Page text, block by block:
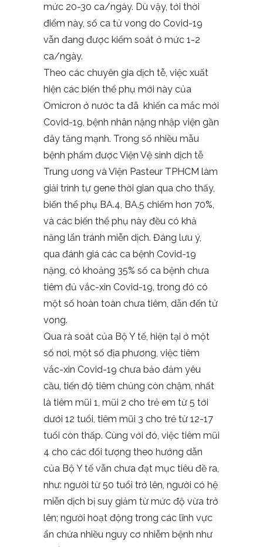
mức 20-30 ca/ngày. Dù vậy, tới thời
điểm này, số ca tử vong do Covid-19
vẫn đang được kiểm soát ở mức 1-2
ca/ngày.
Theo các chuyên gia dịch tễ, việc xuất
hiện các biến thể phụ mới này của
Omicron ở nước ta đã khiến ca mắc mới
Covid-19, bệnh nhân nặng nhập viện gần
đây tăng mạnh. Trong số nhiều mẫu
bệnh phẩm được Viện Vệ sinh dịch tễ
Trung ương và Viện Pasteur TPHCM làm
giải trình tự gene thời gian qua cho thấy,
biến thể phụ BA.4, BA.5 chiếm hơn 70%,
và các biến thể phụ này đều có khả
năng lẩn tránh miễn dịch. Đáng lưu ý,
qua đánh giá các ca bệnh Covid-19
nặng, có khoảng 35% số ca bệnh chưa
tiêm đủ vắc-xin Covid-19, trong đó có
một số hoàn toàn chưa tiêm, dẫn đến tử
vong.
Qua rà soát của Bộ Y tế, hiện tại ở một
số nơi, một số địa phương, việc tiêm
vắc-xin Covid-19 chưa bảo đảm yêu
cầu, tiến độ tiêm chủng còn chậm, nhất
là tiêm mũi 1, mũi 2 cho trẻ em từ 5 tới
dưới 12 tuổi, tiêm mũi 3 cho trẻ từ 12-17
tuổi còn thấp. Cùng với đó, việc tiêm mũi
4 cho các đối tượng theo hướng dẫn
của Bộ Y tế vẫn chưa đạt mục tiêu đề ra,
như: người từ 50 tuổi trở lên, người có hệ
miễn dịch bị suy giảm từ mức độ vừa trở
lên; người hoạt động trong các lĩnh vực
ẩn chứa nhiều nguy cơ nhiễm bệnh như